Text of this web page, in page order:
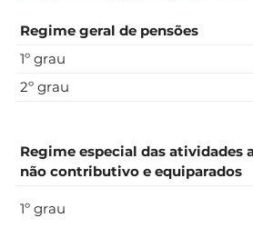
Regime geral de pensões
1º grau
2º grau
Regime especial das atividades
não contributivo e equiparados
1º grau